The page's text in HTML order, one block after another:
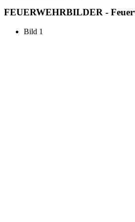
FEUERWEHRBILDER -
Bild 1